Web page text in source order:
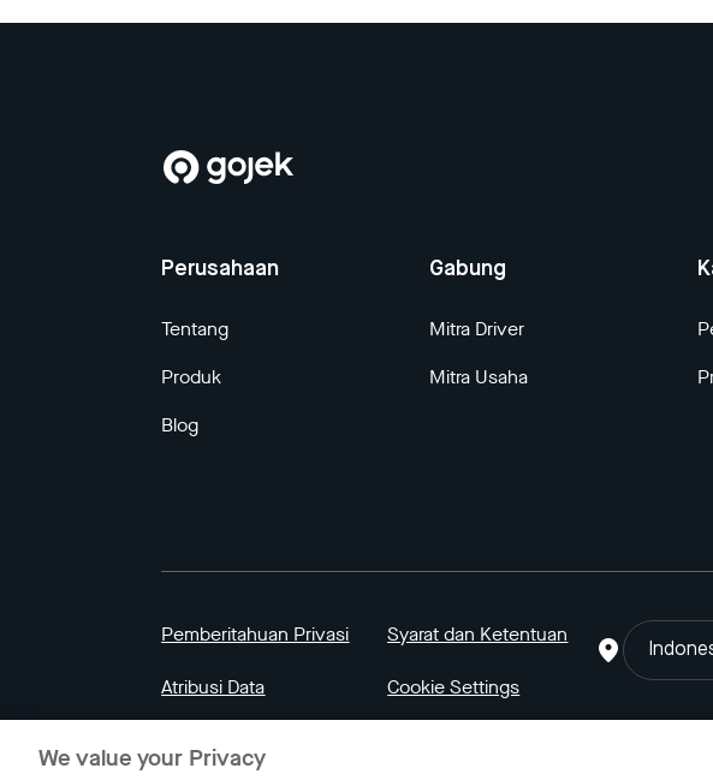
Perusahaan
Tentang
Produk
Blog
Gabung
Mitra Driver
Mitra Usaha
Pemberitahuan Privasi Syarat dan Ketentuan
Atribusi Data Cookie Settings
© 2023 Gojek | Gojek adalah merek milik PT GoTo Gojek
We value your Privacy